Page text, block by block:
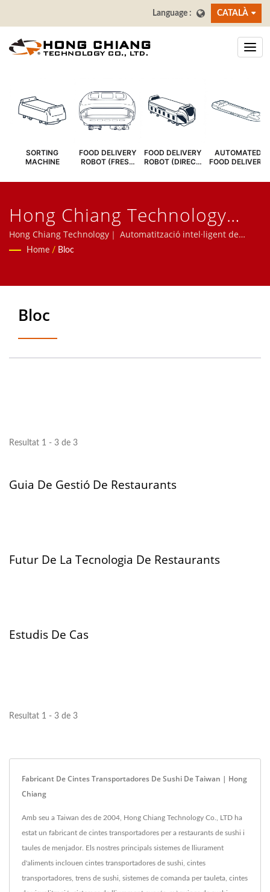
CATALÀ
SORTING
MACHINE
FOOD DELIVERY
ROBOT (FRESH
FOOD DELIVERY
ROBOT (DIRECT
AUTOMATED
FOOD DELIVERY
Hong Chiang Technology
Co., LTD
Hong Chiang Technology｜ Automatització intel·ligent de
restaurants - Robot de lliurament de menjar, cinta
Home / Bloc
Bloc
Resultat 1 - 3 de 3
Guia De Gestió De Restaurants
Futur De La Tecnologia De Restaurants
Estudis De Cas
Resultat 1 - 3 de 3
Fabricant De Cintes Transportadores De Sushi De Taiwan | Hong
Chiang
Amb seu a Taiwan des de 2004, Hong Chiang Technology Co., LTD ha
estat un fabricant de cintes transportadores per a restaurants de sushi i
taules de menjador. Els nostres principals sistemes de lliurament
d'aliments inclouen cintes transportadores de sushi, cintes
transportadores, trens de sushi, sistemes de comanda per tauleta, cintes